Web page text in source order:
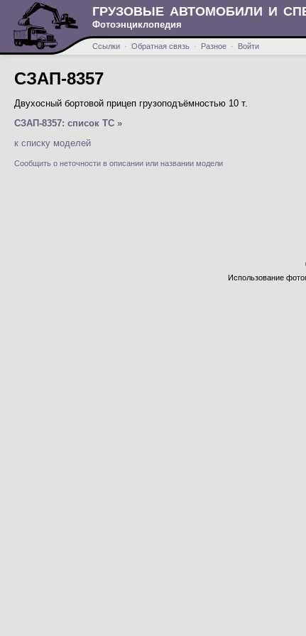
ГРУЗОВЫЕ АВТОМОБИЛИ И
Фотоэнциклопедия
Ссылки · Обратная связь · Разное · Войти
СЗАП-8357
Двухосный бортовой прицеп грузоподъёмностью 10 т.
СЗАП-8357: список ТС »
к списку моделей
Сообщить о неточности в описании или названии модели
Использование